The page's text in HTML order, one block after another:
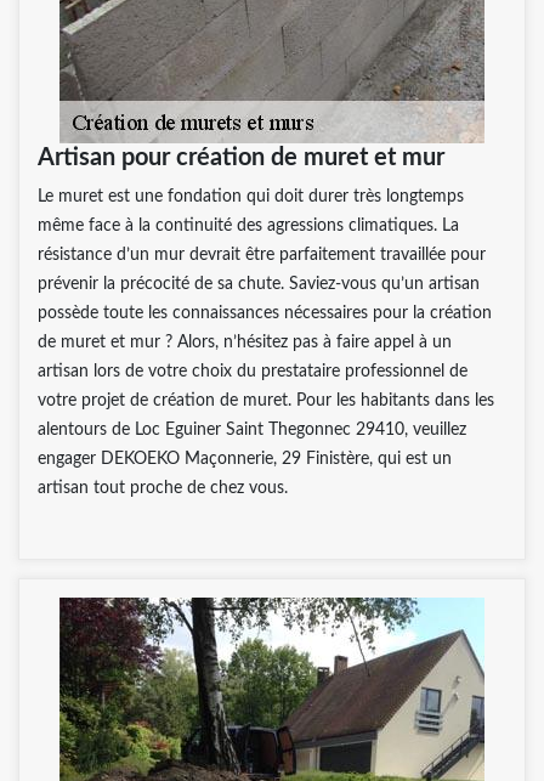
Artisan pour création de muret et mur
Le muret est une fondation qui doit durer très longtemps
même face à la continuité des agressions climatiques. La
résistance d’un mur devrait être parfaitement travaillée pour
prévenir la précocité de sa chute. Saviez-vous qu’un artisan
possède toute les connaissances nécessaires pour la création
de muret et mur ? Alors, n’hésitez pas à faire appel à un
artisan lors de votre choix du prestataire professionnel de
votre projet de création de muret. Pour les habitants dans les
alentours de Loc Eguiner Saint Thegonnec 29410, veuillez
engager DEKOEKO Maçonnerie, 29 Finistère, qui est un
artisan tout proche de chez vous.